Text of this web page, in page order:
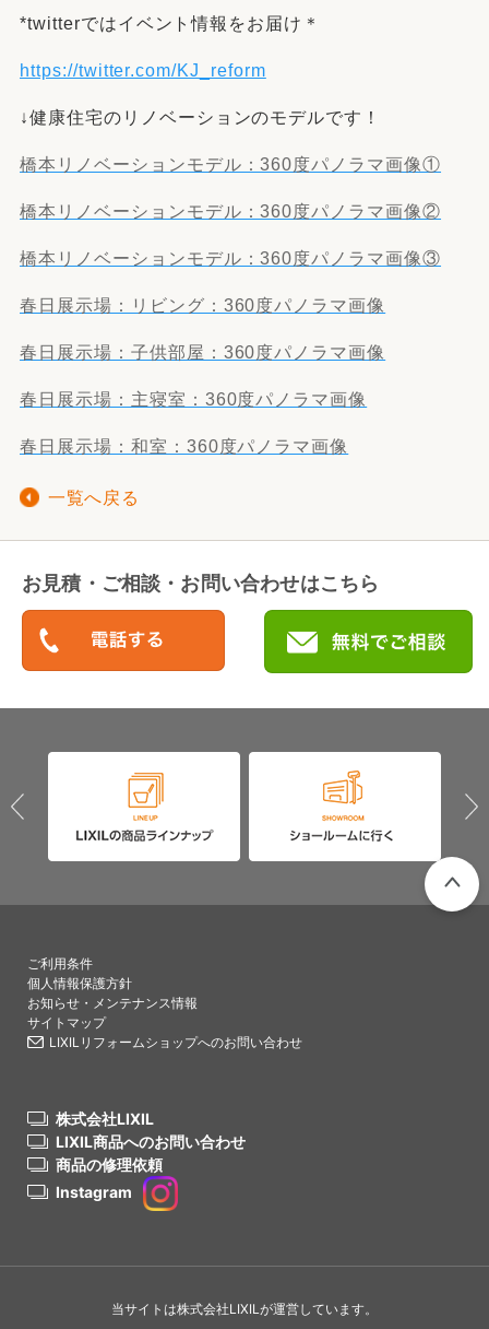
*twitterではイベント情報をお届け＊
https://twitter.com/KJ_reform
↓健康住宅のリノベーションのモデルです！
橋本リノベーションモデル：360度パノラマ画像①
橋本リノベーションモデル：360度パノラマ画像②
橋本リノベーションモデル：360度パノラマ画像③
春日展示場：リビング：360度パノラマ画像
春日展示場：子供部屋：360度パノラマ画像
春日展示場：主寝室：360度パノラマ画像
春日展示場：和室：360度パノラマ画像
一覧へ戻る
お見積・ご相談・お問い合わせはこちら
ご利用条件
個人情報保護方針
お知らせ・メンテナンス情報
サイトマップ
LIXILリフォームショップへのお問い合わせ
株式会社LIXIL
LIXIL商品へのお問い合わせ
商品の修理依頼
Instagram
当サイトは株式会社LIXILが運営しています。